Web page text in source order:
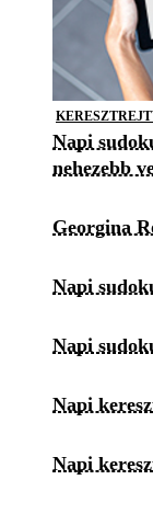
Napi
nehezebb
Georgina
Napi
Napi
Napi
Napi